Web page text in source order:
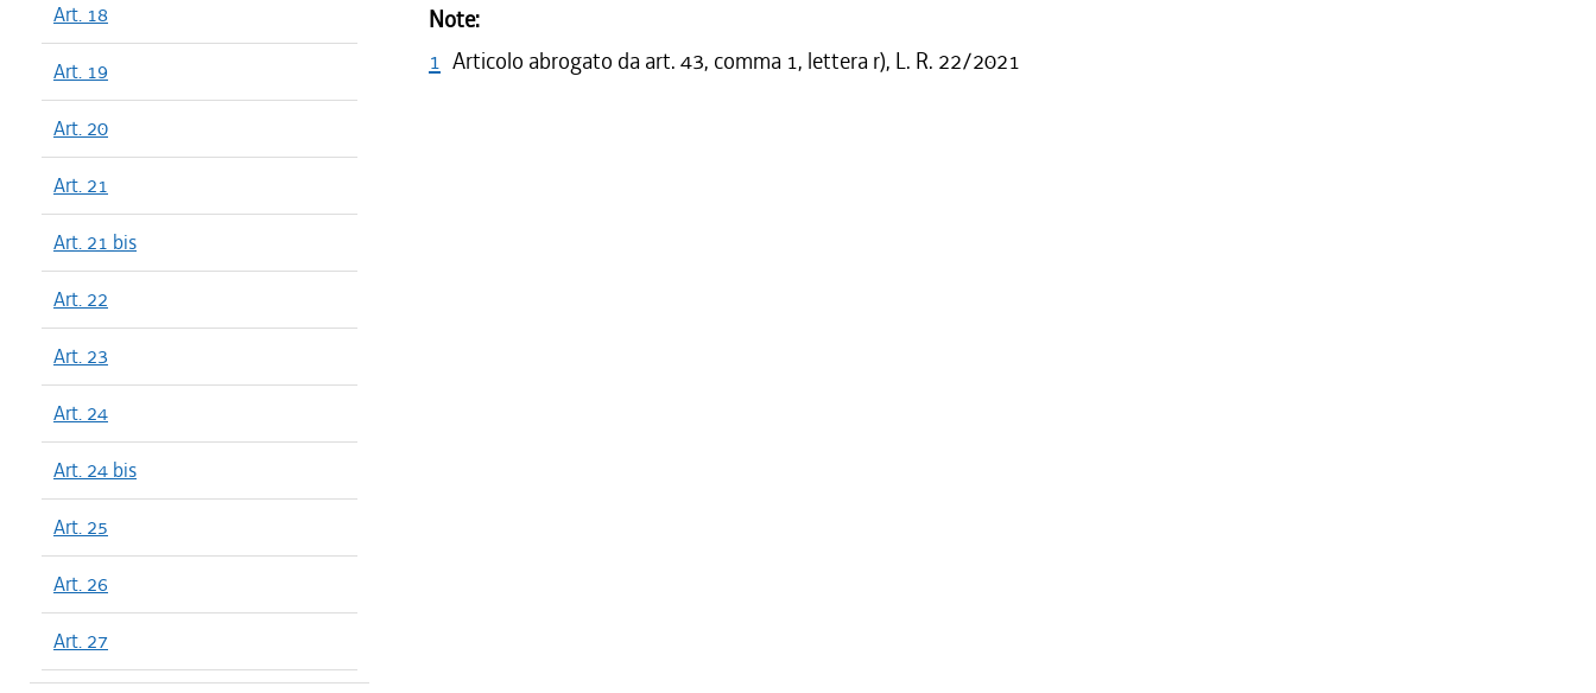
Art. 18
Art. 19
Art. 20
Art. 21
Art. 21 bis
Art. 22
Art. 23
Art. 24
Art. 24 bis
Art. 25
Art. 26
Art. 27
Note:
1 Articolo abrogato da art. 43, comma 1, lettera r), L. R. 22/2021